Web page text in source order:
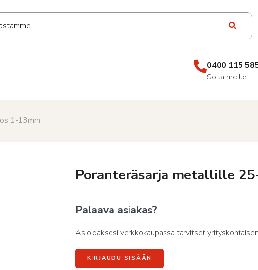
0400 115
Soita meille
1-13mm
Poranteräsarja metallille
Palaava asiakas?
Asioidaksesi verkkokaupassa tarvitset
KIRJAUDU SISÄÄN